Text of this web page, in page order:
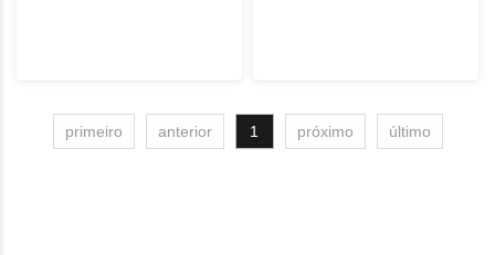
primeiro anterior 1 próximo último